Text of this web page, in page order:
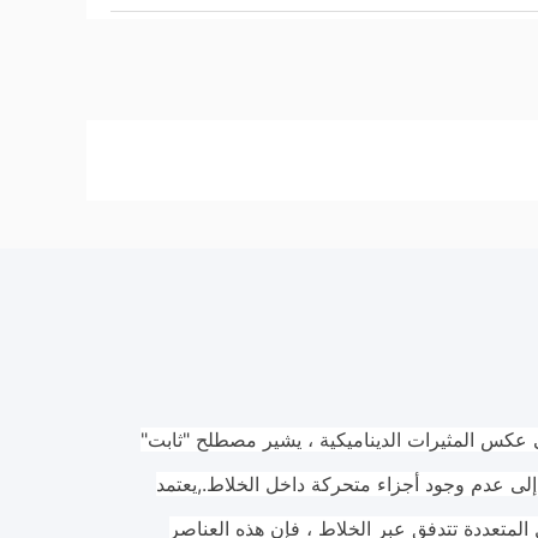
المثيرات الديناميكية ، يشير مصطلح "ثابت"
عدم وجود أجزاء متحركة داخل الخلاط.,يعتمد
تتدفق عبر الخلاط ، فإن هذه العناصر